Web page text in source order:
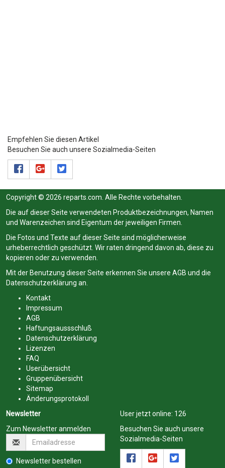
Empfehlen Sie diesen Artikel
Besuchen Sie auch unsere Sozialmedia-Seiten
Copyright © 2026 reparts.com. Alle Rechte vorbehalten.
Die auf dieser Seite verwendeten Produktbezeichnungen, Namen
und Warenzeichen sind Eigentum der jeweiligen Firmen.
Die Fotos und Texte auf dieser Seite sind möglicherweise
urheberrechtlich geschützt. Wir raten dringend davon ab, diese zu
kopieren oder zu verwenden.
Mit der Benutzung dieser Seite erkennen Sie unsere AGB und die
Datenschutzerklärung an.
Kontakt
Impressum
AGB
Haftungsaussschluß
Datenschutzerklärung
Lizenzen
FAQ
Userübersicht
Gruppenübersicht
Sitemap
Änderungsprotokoll
Newsletter
Zum Newsletter anmelden
Newsletter bestellen
User jetzt online: 126
Besuchen Sie auch unsere
Sozialmedia-Seiten